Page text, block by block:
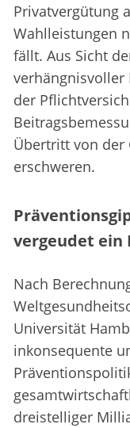
Privatvergütung
Wahlleistungen
fällt. Aus Sicht
verhängnisvoller
der
Übertritt von der
erschweren.
vergeudet
Nach
Universität
inkonsequente
dreistelliger